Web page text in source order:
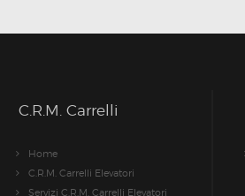
C.R.M. Carrelli
Home
C.R.M. Carrelli Elevatori
Servizi C.R.M. Carrelli Elevatori